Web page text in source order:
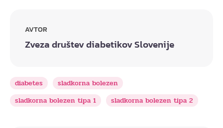
AVTOR
Zveza društev diabetikov Slovenije
diabetes
sladkorna bolezen
sladkorna bolezen tipa 1
sladkorna bolezen tipa 2